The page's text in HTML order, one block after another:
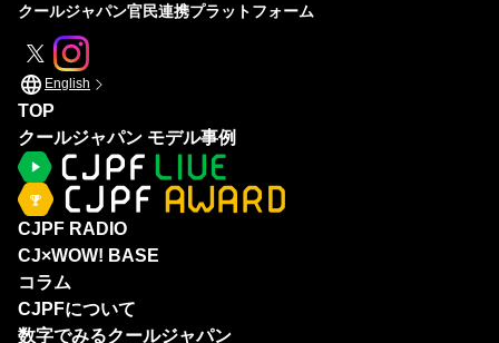
クールジャパン官民連携プラットフォーム
English
TOP
クールジャパン モデル事例
CJPF RADIO
CJ×WOW! BASE
コラム
CJPFについて
数字でみるクールジャパン